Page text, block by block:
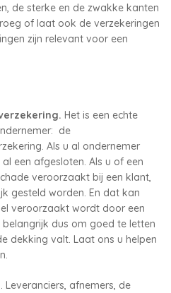
de sterke en de zwakke kanten
of laat ook de verzekeringen
zijn relevant voor een
Het is een echte
de
Als u al ondernemer
een afgesloten. Als u of een
veroorzaakt bij een klant,
gesteld worden. En dat kan
veroorzaakt wordt door een
dus om goed te letten
dekking valt. Laat ons u helpen
. Leveranciers, afnemers, de